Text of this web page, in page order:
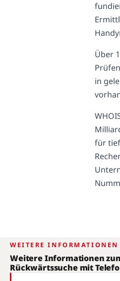
Über
in
für
WEITERE INFORMATIONEN
Weitere Informationen
Rückwärtssuche mit